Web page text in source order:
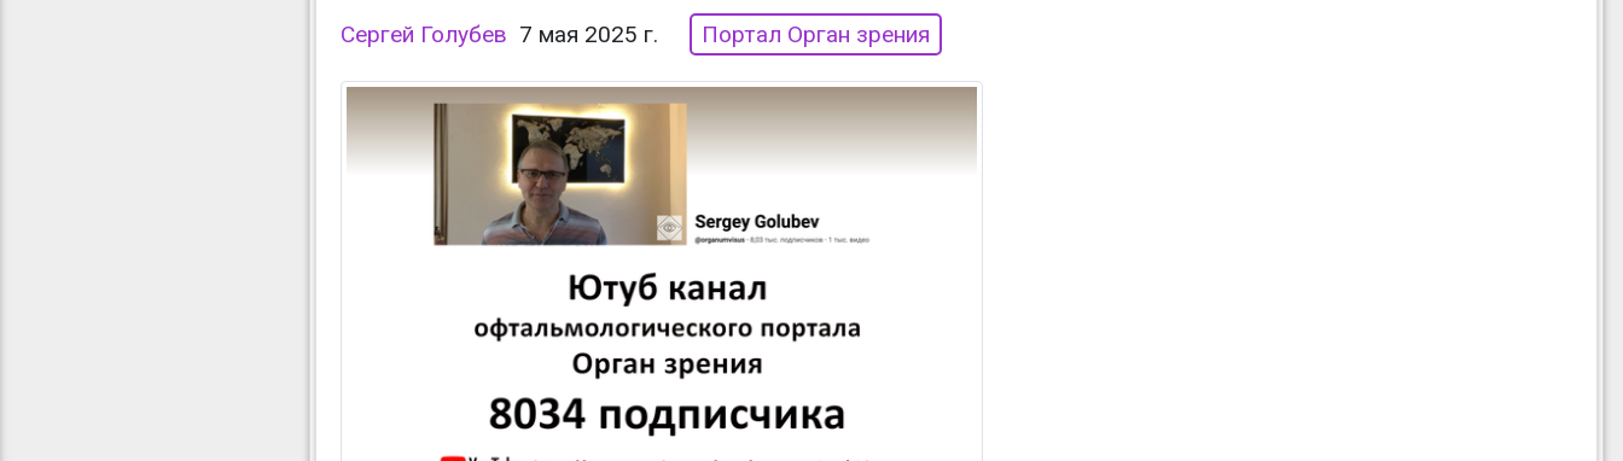
Сергей Голубев 7 мая 2025 г. Портал Орган зрения